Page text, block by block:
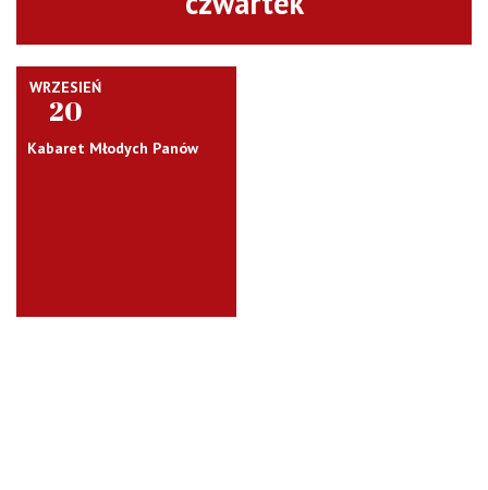
WRZESIEŃ
20
Kabaret Młodych Panów